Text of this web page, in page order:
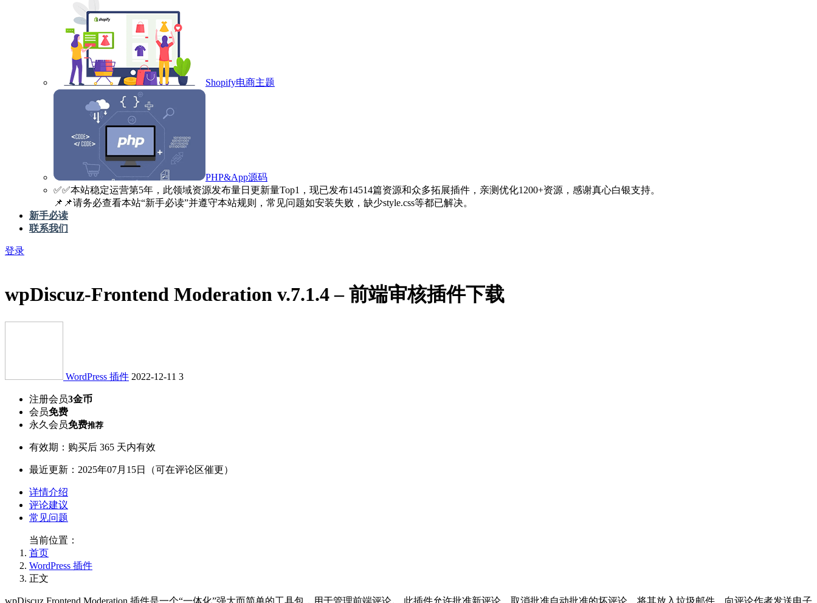
Shopify电商主题
PHP&App源码
✅️✅️本站稳定运营第5年，此领域资源发布量日更新量Top1，现已发布14514篇资源和众多拓展插件，亲测优化1200+资源，感谢真心白银支持。
📌📌请务必查看本站“新手必读”并遵守本站规则，常见问题如安装失败，缺少style.css等都已解决。
新手必读
联系我们
登录
wpDiscuz-Frontend Moderation v.7.1.4 – 前端审核插件下载
WordPress 插件 2022-12-11 3
注册会员3金币
会员免费
永久会员免费推荐
有效期：购买后 365 天内有效
最近更新：2025年07月15日（可在评论区催更）
详情介绍
评论建议
常见问题
当前位置：
首页
WordPress 插件
正文
wpDiscuz Frontend Moderation 插件是一个“一体化”强大而简单的工具包，用于管理前端评论。 此插件允许批准新评论、取消批准自动批准的坏评论、将其放入垃圾邮件、向评论作者发送电子